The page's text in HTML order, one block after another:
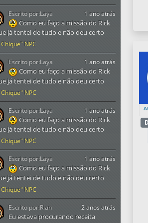
NPC
1 ano atrás
Como eu faço a missão do Rick
já tentei de tudo e não deu certo
Escrito por:Laya
NPC
1 ano atrás
Como eu faço a missão do Rick
já tentei de tudo e não deu certo
Escrito por:Laya
NPC
1 ano atrás
Como eu faço a missão do Rick
já tentei de tudo e não deu certo
Escrito por:Laya
NPC
1 ano atrás
Como eu faço a missão do Rick
já tentei de tudo e não deu certo
Escrito por:Laya
2 anos atrás
Eu estava procurando receita
Escrito por:Rian